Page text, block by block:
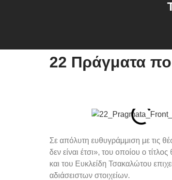
22 Πράγματα
Σε απόλυτη ευθυγράμμιση με τις
δεν είναι έτσι», του οποίου ο
και του Ευκλείδη Τσακαλώτου
αδιάσειστων στοιχείων.